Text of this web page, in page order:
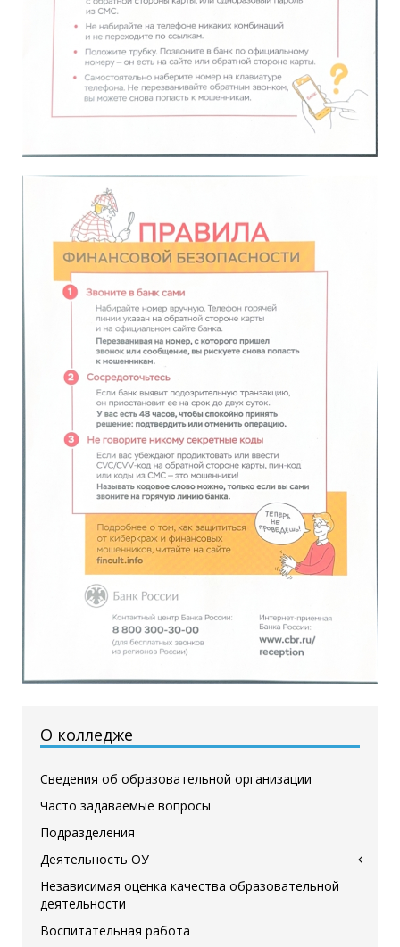
О колледже
Сведения об образовательной организации
Часто задаваемые вопросы
Подразделения
Деятельность ОУ
Независимая оценка качества образовательной
деятельности
Воспитательная работа